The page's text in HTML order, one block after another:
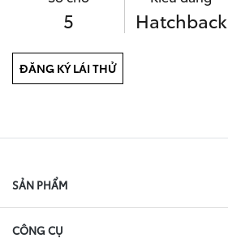
5 Hatchback
ĐĂNG KÝ LÁI THỬ
SẢN PHẨM
CÔNG CỤ